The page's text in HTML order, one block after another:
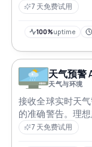
7 天免费试用
100%uptime
天气预警
天气与环境
接收全球实时天
的准确警告。理
7 天免费试用